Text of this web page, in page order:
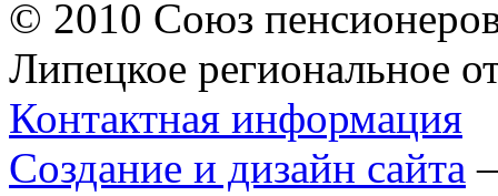
© 2010 Союз
Липецкое региональное
Контактная информация
Создание и дизайн сайта